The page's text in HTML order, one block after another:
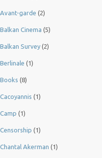
Avant-garde (2)
Balkan Cinema (5)
Balkan Survey (2)
Berlinale (1)
Books (8)
Cacoyannis (1)
Camp (1)
Censorship (1)
Chantal Akerman (1)